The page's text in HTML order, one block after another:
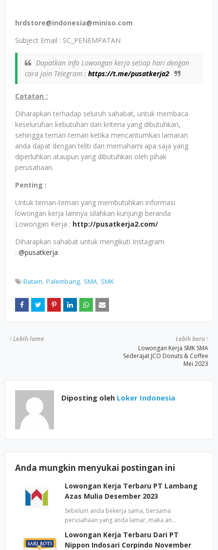
hrdstore@indonesia@miniso.com
Subject Email : SC_PENEMPATAN
Dapatkan Info Lowongan kerja setiap hari dengan
cara join Telegram : https://t.me/pusatkerja2
Catatan :
Diharapkan terhadap seluruh sahabat, untuk membaca
keseluruhan kebutuhan dan kriteria yang dibutuhkan,
sehingga teman-teman ketika mencantumkan lamaran
anda dapat dengan teliti dan memahami apa saja yang
diperluhkan ataupun yang dibutuhkan oleh pihak
perusahaan.
Penting :
Untuk teman-teman yang membutuhkan informasi
lowongan kerja lainnya silahkan kunjungi beranda
Lowongan Kerja : http://pusatkerja2.com/
Diharapkan sahabat untuk mengikuti Instagram
: @pusatkerja
Batam Palembang SMA SMK
Lebih baru
Lowongan Kerja SMK SMA
Sederajat JCO Donuts & Coffee
Mei 2023
Lebih lama
Diposting oleh Loker Indonesia
Anda mungkin menyukai postingan ini
Lowongan Kerja Terbaru PT Lambang
Azas Mulia Desember 2023
Sebelum anda bekerja sama, bersama
perusahaan yang anda lamar, maka an…
Lowongan Kerja Terbaru Dari PT
Nippon Indosari Corpindo November